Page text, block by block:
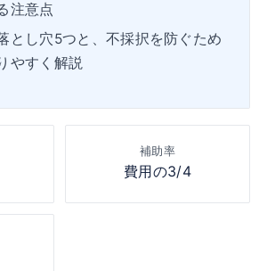
注意点
とし穴5つと、不採択を防ぐため
やすく解説
補助率
費用の3/4